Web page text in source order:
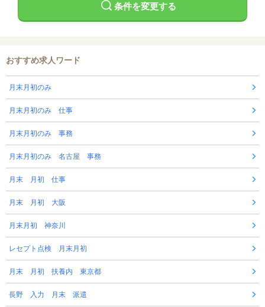
条件を変更する
おすすめ求人ワード
月末月初のみ
月末月初のみ 仕事
月末月初のみ 事務
月末月初のみ 名古屋 事務
月末 月初 仕事
月末 月初 大阪
月末月初 神奈川
レセプト点検 月末月初
月末 月初 扶養内 東京都
長野 入力 月末 派遣